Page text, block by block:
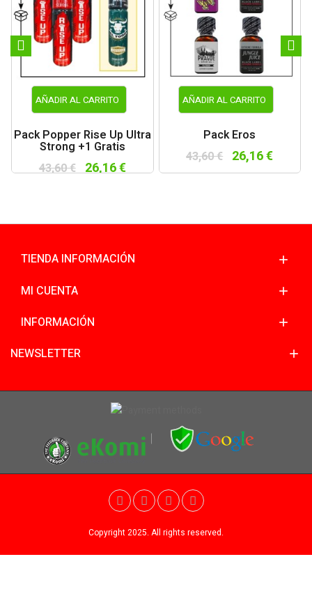
AÑADIR AL CARRITO
Pack Popper Rise Up Ultra
Strong +1 Gratis
43,60 € 26,16 €
AÑADIR AL CARRITO
Pack Eros
43,60 € 26,16 €
TIENDA INFORMACIÓN
MI CUENTA
INFORMACIÓN
NEWSLETTER
Copyright 2025. All rights reserved.